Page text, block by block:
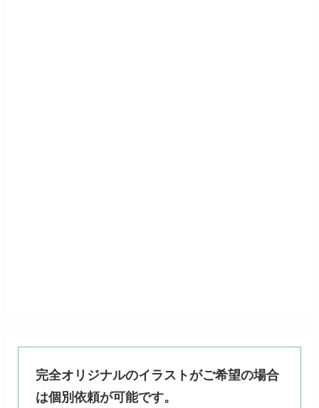
完全オリジナルのイラストがご希望の場合
は個別依頼が可能です。